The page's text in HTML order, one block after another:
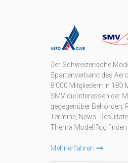
Der Schweizerische
Spartenverband des
8'000 Mitgliedern in 180
SMV die Interessen der
gegegenüber Behörden,
Termine, News,
Thema Modellflug finden
Mehr erfahren